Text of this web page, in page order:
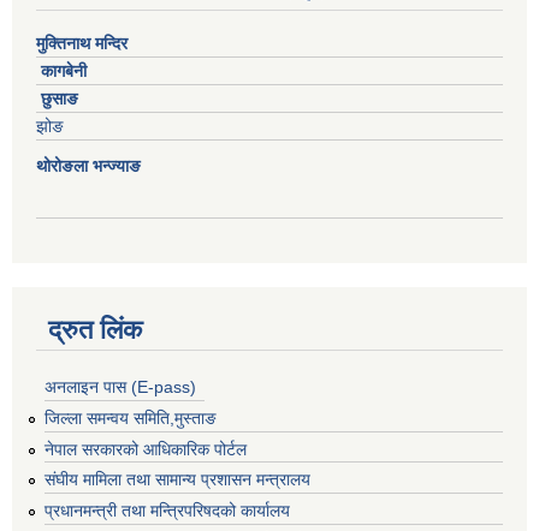
मुक्तिनाथ मन्दिर
कागबेनी
छुसाङ
झोङ
थोरोङला भन्ज्याङ
द्रुत लिंक
अनलाइन पास (E-pass)
जिल्ला समन्वय समिति,मुस्ताङ
नेपाल सरकारको आधिकारिक पोर्टल
संघीय मामिला तथा सामान्य प्रशासन मन्त्रालय
प्रधानमन्त्री तथा मन्त्रिपरिषदको कार्यालय